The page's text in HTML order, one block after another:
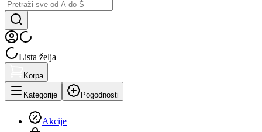
Lista želja
Korpa
Kategorije Pogodnosti
Akcije